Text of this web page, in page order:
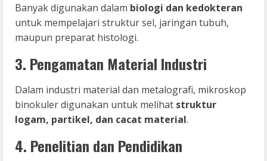
Banyak digunakan dalam biologi dan kedokteran
untuk mempelajari struktur sel, jaringan tubuh,
maupun preparat histologi.
3. Pengamatan Material Industri
Dalam industri material dan metalografi, mikroskop
binokuler digunakan untuk melihat struktur
logam, partikel, dan cacat material.
4. Penelitian dan Pendidikan